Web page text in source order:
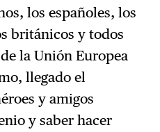
los españoles, los
británicos y todos
la Unión Europea
llegado el
y amigos
y saber hacer